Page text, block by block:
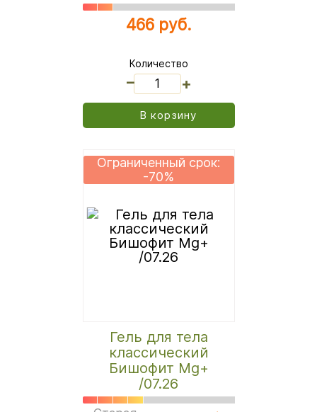
466 руб.
Количество
+
В корзину
Ограниченный срок:
-70%
Гель для тела
классический
Бишофит Mg+
/07.26